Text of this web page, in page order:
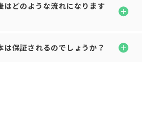
はどのような流れになります
は保証されるのでしょうか？